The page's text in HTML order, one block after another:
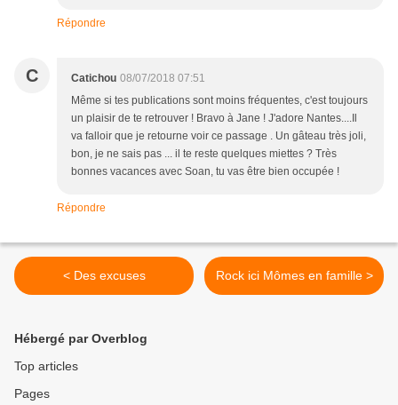
Répondre
C Catichou 08/07/2018 07:51
Même si tes publications sont moins fréquentes, c'est toujours
un plaisir de te retrouver ! Bravo à Jane ! J'adore Nantes....Il
va falloir que je retourne voir ce passage . Un gâteau très joli,
bon, je ne sais pas ... il te reste quelques miettes ? Très
bonnes vacances avec Soan, tu vas être bien occupée !
Répondre
< Des excuses Rock ici Mômes en famille >
Hébergé par Overblog
Top articles
Pages